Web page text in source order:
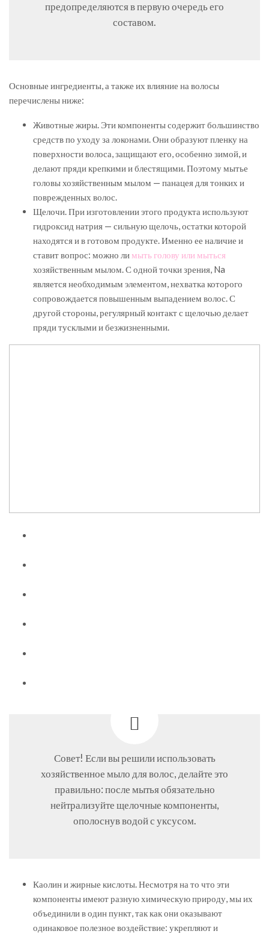
предопределяются в первую очередь его
составом.
Основные ингредиенты, а также их влияние на волосы
перечислены ниже:
Животные жиры. Эти компоненты содержит большинство
средств по уходу за локонами. Они образуют пленку на
поверхности волоса, защищают его, особенно зимой, и
делают пряди крепкими и блестящими. Поэтому мытье
головы хозяйственным мылом — панацея для тонких и
поврежденных волос.
Щелочи. При изготовлении этого продукта используют
гидроксид натрия — сильную щелочь, остатки которой
находятся и в готовом продукте. Именно ее наличие и
ставит вопрос: можно ли мыть голову или мыться
хозяйственным мылом. С одной точки зрения, Na
является необходимым элементом, нехватка которого
сопровождается повышенным выпадением волос. С
другой стороны, регулярный контакт с щелочью делает
пряди тусклыми и безжизненными.
Совет! Если вы решили использовать
хозяйственное мыло для волос, делайте это
правильно: после мытья обязательно
нейтрализуйте щелочные компоненты,
ополоснув водой с уксусом.
Каолин и жирные кислоты. Несмотря на то что эти
компоненты имеют разную химическую природу, мы их
объединили в один пункт, так как они оказывают
одинаковое полезное воздействие: укрепляют и